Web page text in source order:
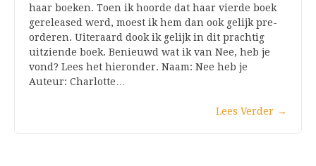
haar boeken. Toen ik hoorde dat haar vierde boek
gereleased werd, moest ik hem dan ook gelijk pre-
orderen. Uiteraard dook ik gelijk in dit prachtig
uitziende boek. Benieuwd wat ik van Nee, heb je
vond? Lees het hieronder. Naam: Nee heb je
Auteur: Charlotte…
Lees Verder →